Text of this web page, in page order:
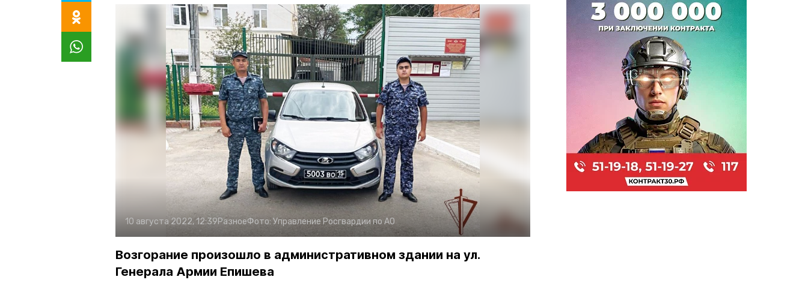
10 августа 2022, 12:39РазноеФото: Управление Росгвардии по АО
Возгорание произошло в административном здании на ул.
Генерала Армии Епишева